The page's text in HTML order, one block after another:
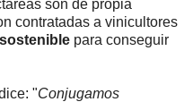
son de propia
contratadas a vinicultores
sostenible para conseguir
"Conjugamos